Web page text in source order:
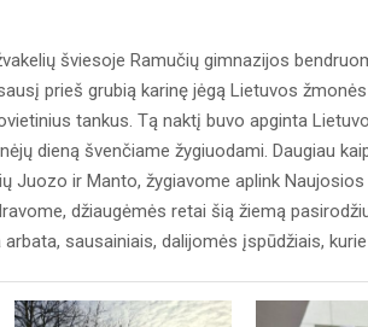
šviesoje Ramučių gimnazijos
prieš grubią karinę jėgą Lietuvos
tankus. Tą naktį buvo apginta
dieną švenčiame žygiuodami. Daugiau
Juozo ir Manto, žygiavome aplink
džiaugėmės retai šią žiemą
sausainiais, dalijomės įspūdžiais,